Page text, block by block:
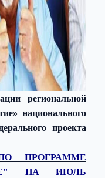
региональной
национального
проекта
ПРОГРАММЕ
НА ИЮЛЬ